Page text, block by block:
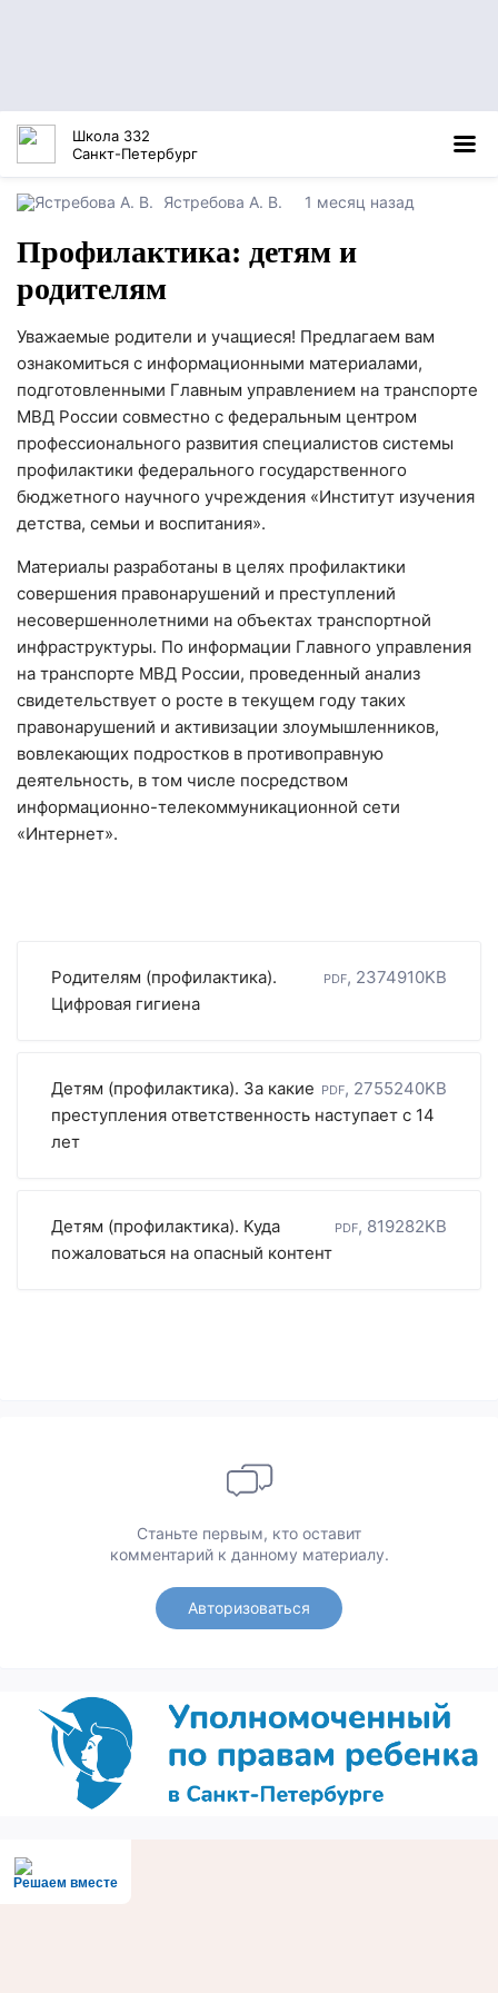
Школа 332
Санкт-Петербург
Ястребова А. В. 1 месяц назад
Профилактика: детям и
родителям
Уважаемые родители и учащиеся! Предлагаем вам
ознакомиться с информационными материалами,
подготовленными Главным управлением на транспорте
МВД России совместно с федеральным центром
профессионального развития специалистов системы
профилактики федерального государственного
бюджетного научного учреждения «Институт изучения
детства, семьи и воспитания».
Материалы разработаны в целях профилактики
совершения правонарушений и преступлений
несовершеннолетними на объектах транспортной
инфраструктуры. По информации Главного управления
на транспорте МВД России, проведенный анализ
свидетельствует о росте в текущем году таких
правонарушений и активизации злоумышленников,
вовлекающих подростков в противоправную
деятельность, в том числе посредством
информационно-телекоммуникационной сети
«Интернет».
pdf, 2374910KB
Родителям (профилактика).
Цифровая гигиена
pdf, 2755240KB
Детям (профилактика). За какие
преступления ответственность наступает с 14
лет
pdf, 819282KB
Детям (профилактика). Куда
пожаловаться на опасный контент
Станьте первым, кто оставит
комментарий к данному материалу.
Авторизоваться
Решаем вместе